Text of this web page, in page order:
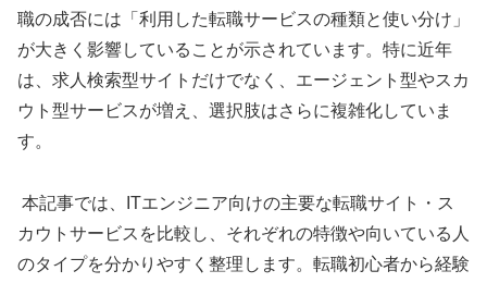
職の成否には「利用した転職サービスの種類と使い分け」
が大きく影響していることが示されています。特に近年
は、求人検索型サイトだけでなく、エージェント型やスカ
ウト型サービスが増え、選択肢はさらに複雑化していま
す。
本記事では、ITエンジニア向けの主要な転職サイト・ス
カウトサービスを比較し、それぞれの特徴や向いている人
のタイプを分かりやすく整理します。転職初心者から経験